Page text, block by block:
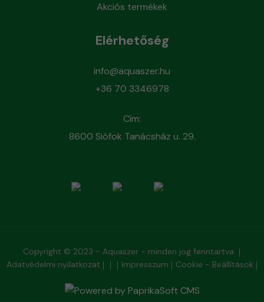
Akciós termékek
Elérhetőség
info@aquaszer.hu
+36 70 3346978
Cím:
8600 Siófok Tanácsház u. 29.
Copyright © 2023 - Aquaszer - minden jog fenntartva
Adatvédelmi nyilatkozat
Impresszum Cookie - Beállítások